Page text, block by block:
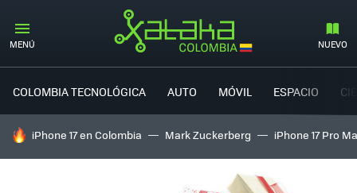
MENÚ NUEVO
COLOMBIA TECNOLÓGICA AUTO MÓVIL ESPACIO
HOY SE HABLA DE
iPhone 17 en Colombia Mark Zuckerberg iPhone 17 Pro